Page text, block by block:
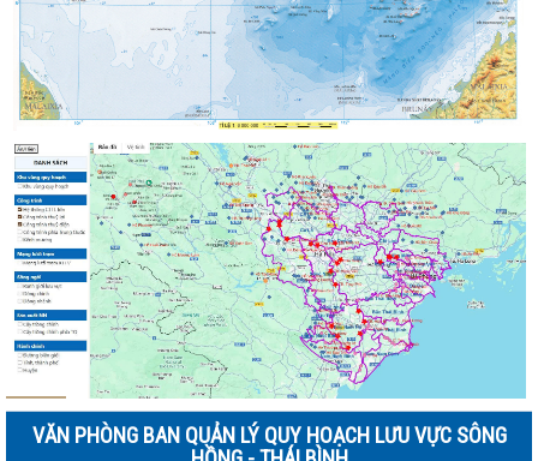
VĂN PHÒNG BAN QUẢN LÝ QUY HOẠCH LƯU VỰC SÔNG